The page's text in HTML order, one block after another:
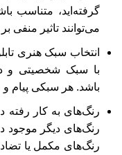
گرفته‌اید، متناسب
می‌توانند تاثیر منفی
انتخاب سبک هنری
با سبک شخصیتی و
باشد. هر سبکی پیام
رنگ‌های به کار رفته
رنگ‌های دیگر موجود
رنگ‌های مکمل یا